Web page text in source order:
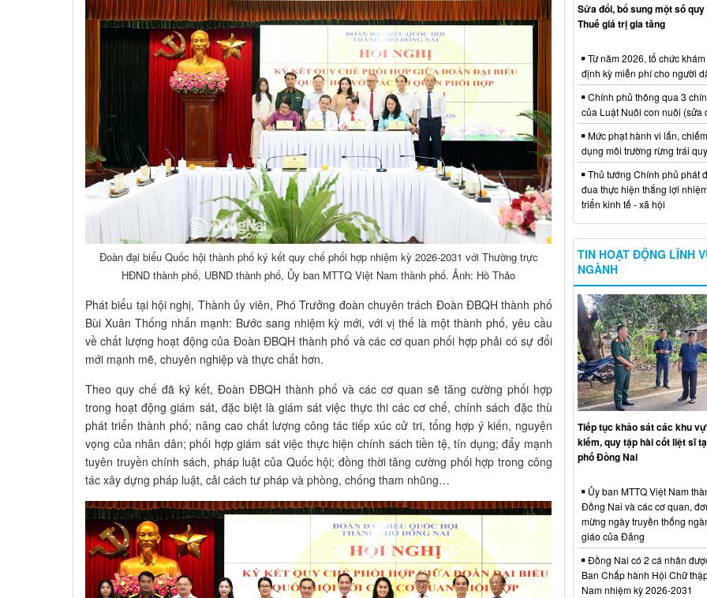
Đoàn đại biểu Quốc hội thành phố ký kết quy chế phối hợp nhiệm kỳ 2026-2031 với Thường trực
HĐND thành phố, UBND thành phố, Ủy ban MTTQ Việt Nam thành phố. Ảnh: Hồ Thảo
Phát biểu tại hội nghị, Thành ủy viên, Phó Trưởng đoàn chuyên trách Đoàn ĐBQH thành phố
Bùi Xuân Thống nhấn mạnh: Bước sang nhiệm kỳ mới, với vị thế là một thành phố, yêu cầu
về chất lượng hoạt động của Đoàn ĐBQH thành phố và các cơ quan phối hợp phải có sự đổi
mới mạnh mẽ, chuyên nghiệp và thực chất hơn.
Theo quy chế đã ký kết, Đoàn ĐBQH thành phố và các cơ quan sẽ tăng cường phối hợp
trong hoạt động giám sát, đặc biệt là giám sát việc thực thi các cơ chế, chính sách đặc thù
phát triển thành phố; nâng cao chất lượng công tác tiếp xúc cử tri, tổng hợp ý kiến, nguyện
vọng của nhân dân; phối hợp giám sát việc thực hiện chính sách tiền tệ, tín dụng; đẩy mạnh
tuyên truyền chính sách, pháp luật của Quốc hội; đồng thời tăng cường phối hợp trong công
tác xây dựng pháp luật, cải cách tư pháp và phòng, chống tham nhũng…
Sửa đổi, bổ sung một số
Thuế giá trị gia tăng
Từ năm 2026, tổ chức
định kỳ miễn phí cho người
Chính phủ thông qua 3
của Luật Nuôi con nuôi (sửa
Mức phạt hành vi lấn,
dụng môi trường rừng trái
Thủ tướng Chính phủ phát
đua thực hiện thắng lợi
triển kinh tế - xã hội
TIN HOẠT ĐỘNG LĨNH
NGÀNH
Tiếp tục khảo sát các khu
kiếm, quy tập hài cốt liệt sĩ
phố Đồng Nai
Ủy ban MTTQ Việt Nam
Đồng Nai và các cơ quan,
mừng ngày truyền thống
giáo của Đảng
Đồng Nai có 2 cá nhân
Ban Chấp hành Hội Chữ
Nam nhiệm kỳ 2026-2031